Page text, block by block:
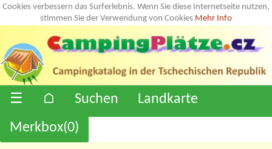
Cookies verbessern das Surferlebnis. Wenn Sie diese Internetseite nutzen,
stimmen Sie der Verwendung von Cookies Mehr Info
☰ ⌂ Suchen
Landkarte
Merkbox(0)